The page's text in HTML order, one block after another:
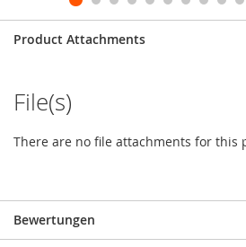
Product Attachments
File(s)
There are no file attachments for this
Bewertungen